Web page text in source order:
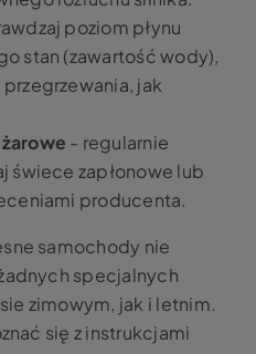
poziom płynu
stan (zawartość wody),
jak
- regularnie
świece zapłonowe lub
producenta.
samochody nie
specjalnych
zimowym, jak i letnim.
się z instrukcjami